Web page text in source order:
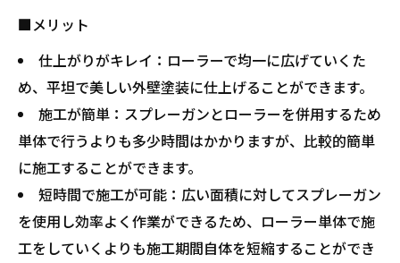
■メリット
仕上がりがキレイ：ローラーで均一に広げていくた
め、平坦で美しい外壁塗装に仕上げることができます。
施工が簡単：スプレーガンとローラーを併用するため
単体で行うよりも多少時間はかかりますが、比較的簡単
に施工することができます。
短時間で施工が可能：広い面積に対してスプレーガン
を使用し効率よく作業ができるため、ローラー単体で施
工をしていくよりも施工期間自体を短縮することができ